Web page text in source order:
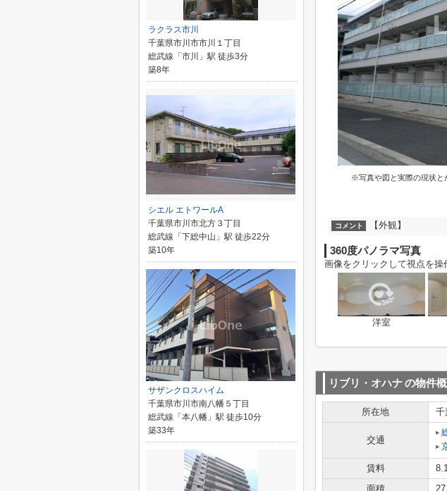
※写真や図と実際の現状と
コメント 【外観】
360度パノラマ写真
画像をクリックして視点を操
洋室
リブリ・オハナの物件
所在地 千
交通
賃料
面積
ラクラス市川
千葉県市川市市川１丁目
総武線「市川」駅 徒歩3分
築8年
シエル エトワールA
千葉県市川市北方３丁目
総武線「下総中山」駅 徒歩22分
築10年
サザンクロスハイム
千葉県市川市南八幡５丁目
総武線「本八幡」駅 徒歩10分
築33年